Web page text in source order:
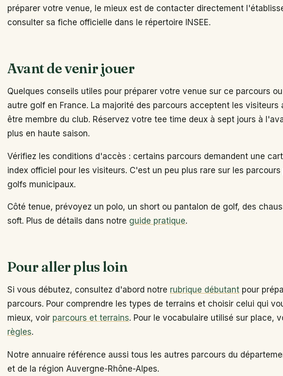
préparer votre venue, le mieux est de contacter directement
consulter sa fiche officielle dans le répertoire INSEE.
Avant de venir jouer
Quelques conseils utiles pour préparer votre venue sur ce parcours
autre golf en France. La majorité des parcours acceptent les visiteurs
être membre du club. Réservez votre tee time deux à sept jours à
plus en haute saison.
Vérifiez les conditions d'accès : certains parcours demandent une
index officiel pour les visiteurs. C'est un peu plus rare sur les
golfs municipaux.
Côté tenue, prévoyez un polo, un short ou pantalon de golf, des
soft. Plus de détails dans notre guide pratique.
Pour aller plus loin
Si vous débutez, consultez d'abord notre rubrique débutant pour
parcours. Pour comprendre les types de terrains et choisir celui qui
mieux, voir parcours et terrains. Pour le vocabulaire utilisé sur place,
règles.
Notre annuaire référence aussi tous les autres parcours du
et de la région Auvergne-Rhône-Alpes.